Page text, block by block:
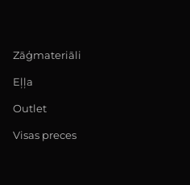
Zāģmateriāli
Eļļa
Outlet
Visas preces